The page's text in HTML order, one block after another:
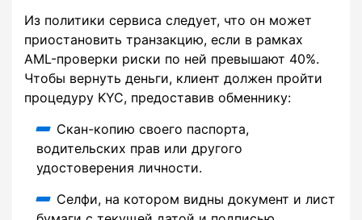
Из политики сервиса следует, что он может
приостановить транзакцию, если в рамках
AML-проверки риски по ней превышают 40%.
Чтобы вернуть деньги, клиент должен пройти
процедуру KYC, предоставив обменнику:
Скан-копию своего паспорта,
водительских прав или другого
удостоверения личности.
Селфи, на котором видны документ и лист